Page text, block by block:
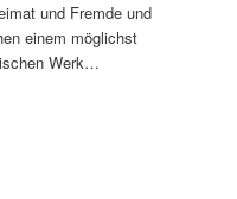
und Fremde und
einem möglichst
Werk…